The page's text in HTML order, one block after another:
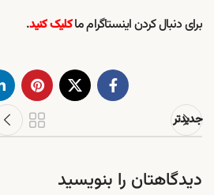
برای دنبال کردن اینستاگرام ماکلیک کنید.
جدیدتر
دیدگاهتان را بنویسید